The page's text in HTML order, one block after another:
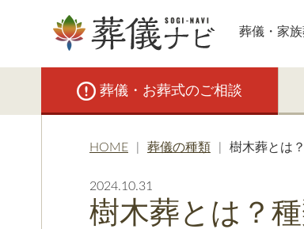
葬儀・家
葬儀・お葬式のご相談
HOME 葬儀の種類 樹木葬とは
2024.10.31
樹木葬とは？